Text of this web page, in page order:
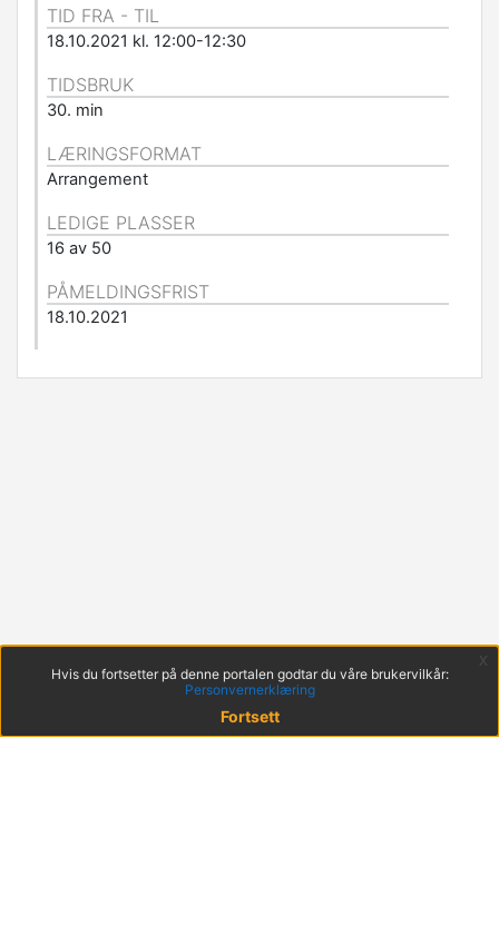
TID FRA - TIL
18.10.2021 kl. 12:00-12:30
TIDSBRUK
30. min
LÆRINGSFORMAT
Arrangement
LEDIGE PLASSER
16 av 50
PÅMELDINGSFRIST
18.10.2021
Hvis du fortsetter på denne portalen godtar du våre brukervilkår:
Personvernerklæring
Fortsett
x